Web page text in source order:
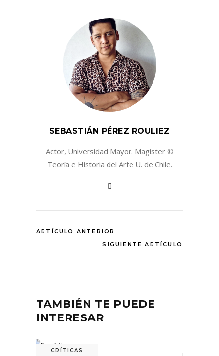
SEBASTIÁN PÉREZ ROULIEZ
Actor, Universidad Mayor. Magíster ©
Teoría e Historia del Arte U. de Chile.
ARTÍCULO ANTERIOR
SIGUIENTE ARTÍCULO
TAMBIÉN TE PUEDE
INTERESAR
CRÍTICAS